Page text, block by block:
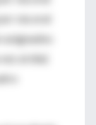
vía oral
al día)